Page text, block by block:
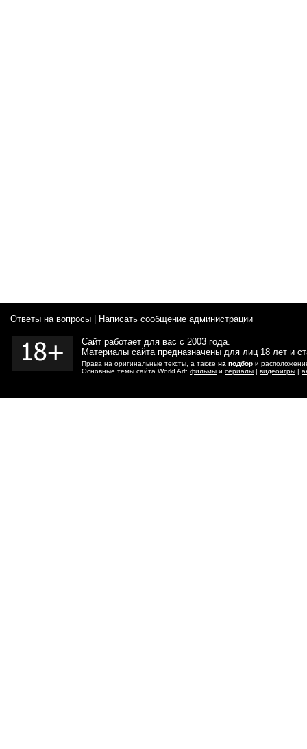
Ответы на вопросы Написать сообщение администрации
Сайт работает для вас с 2003 года.
Материалы сайта предназначены для лиц 18 лет и
Права на оригинальные тексты, а также на подбор и
Основные темы сайта World Art: фильмы и сериалы | видеоигры |